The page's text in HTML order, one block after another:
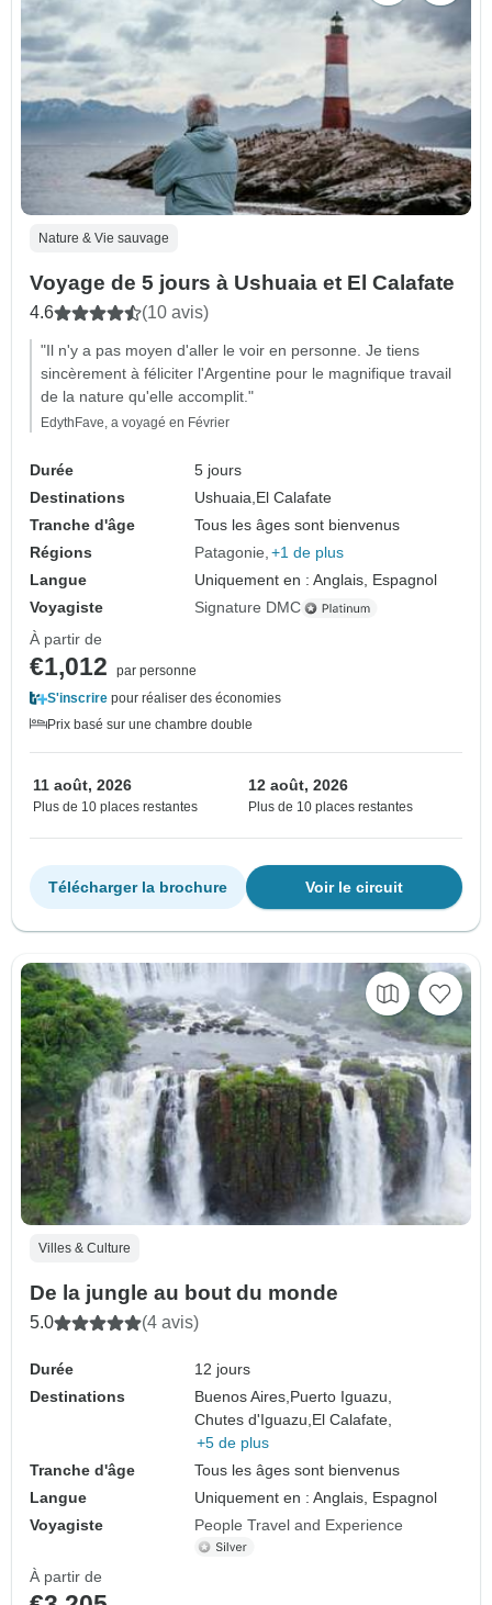
Nature & Vie sauvage
Voyage de 5 jours à Ushuaia et El Calafate
4.6 (10 avis)
"Il n'y a pas moyen d'aller le voir en personne. Je tiens
sincèrement à féliciter l'Argentine pour le magnifique travail
de la nature qu'elle accomplit."
EdythFave, a voyagé en Février
Durée
5 jours
Destinations
Ushuaia, El Calafate
Tranche d'âge
Tous les âges sont bienvenus
Régions
Patagonie +1 de plus
Langue
Uniquement en : Anglais, Espagnol
Voyagiste
Signature DMC
À partir de
€1,012
par personne
S'inscrire pour réaliser des économies
Prix basé sur une chambre double
11 août, 2026
Plus de 10 places restantes
12 août, 2026
Plus de 10 places restantes
Voir le circuit
Télécharger la brochure
Villes & Culture
De la jungle au bout du monde
5.0 (4 avis)
Durée
12 jours
Destinations
Buenos Aires,Puerto Iguazu,
Chutes d'Iguazu,El Calafate,
+5 de plus
Tranche d'âge
Tous les âges sont bienvenus
Langue
Uniquement en : Anglais, Espagnol
Voyagiste
People Travel and Experience
À partir de